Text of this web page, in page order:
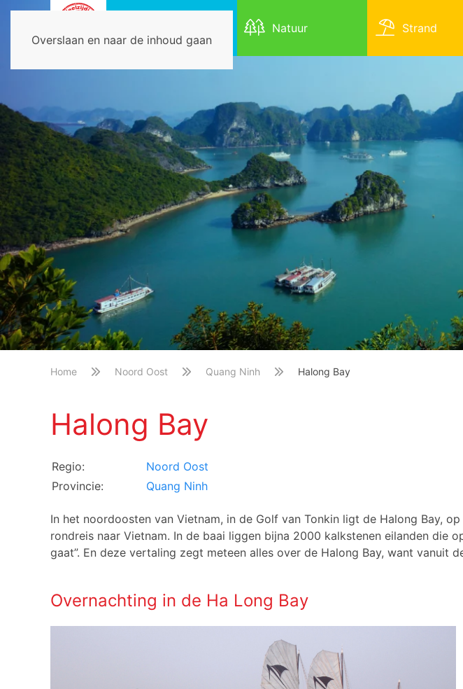
Overslaan en naar de inhoud gaan
Natuur Strand
Home Noord Oost Quang Ninh Halong Bay
Halong Bay
Regio:
Noord Oost
Provincie:
Quang Ninh
In het noordoosten van Vietnam, in de Golf van Tonkin ligt de Halong Bay,
rondreis naar Vietnam. In de baai liggen bijna 2000 kalkstenen eilanden die
gaat”. En deze vertaling zegt meteen alles over de Halong Bay, want vanuit
Overnachting in de Ha Long Bay